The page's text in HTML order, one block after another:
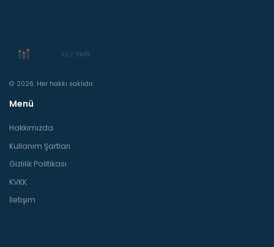
© 2026. Her hakkı saklıdır.
Menü
Hakkımızda
Kullanım Şartları
Gizlilik Politikası
KVKK
İletişim